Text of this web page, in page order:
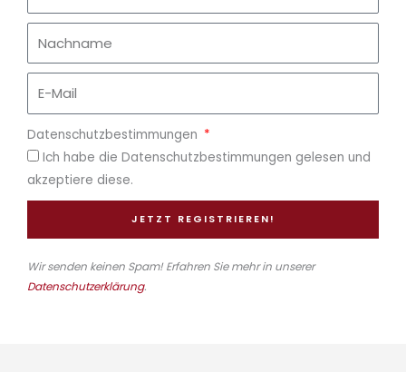
Datenschutzbestimmungen
Ich habe die Datenschutzbestimmungen gelesen und
akzeptiere diese.
JETZT REGISTRIEREN!
Wir senden keinen Spam! Erfahren Sie mehr in unserer
Datenschutzerklärung.